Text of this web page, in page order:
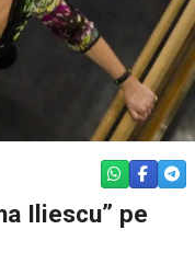
WHATSAPP
Iliescu” pe